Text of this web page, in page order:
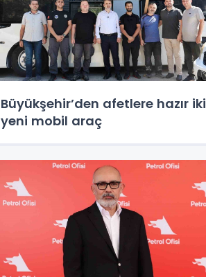
Büyükşehir’den afetlere hazır iki
yeni mobil araç